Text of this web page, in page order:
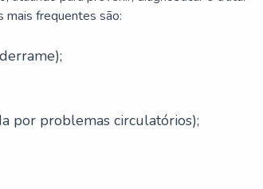
mais frequentes são:
por problemas circulatórios);